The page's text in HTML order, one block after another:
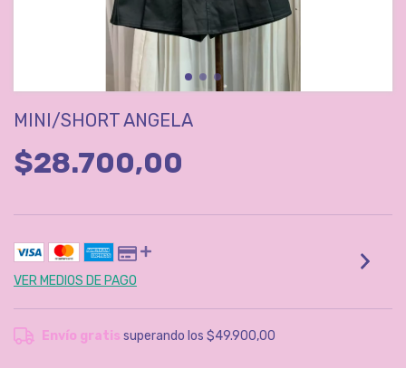
MINI/SHORT ANGELA
$28.700,00
VER MEDIOS DE PAGO
Envío gratis superando los$49.900,00